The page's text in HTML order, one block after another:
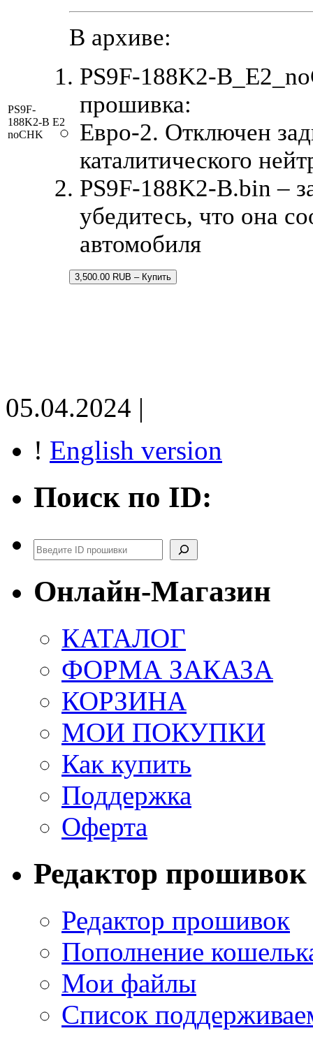
PS9F-
188K2-B E2
noCHK
В архиве:
PS9F-188K2-
прошивка:
Евро-2. Отключен
каталитического
PS9F-188K2-B.bin –
убедитесь, что она
автомобиля
3,500.00 RUB – Купить
05.04.2024 |
! English version
Поиск по ID:
Поиск
Онлайн-Магазин
КАТАЛОГ
ФОРМА ЗАКАЗА
КОРЗИНА
МОИ ПОКУПКИ
Как купить
Поддержка
Оферта
Редактор прошивок
Редактор прошивок
Пополнение
Мои файлы
Список